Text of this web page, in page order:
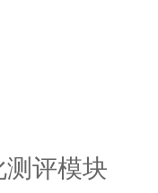
评模块